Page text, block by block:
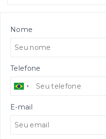
Nome
Telefone
E-mail